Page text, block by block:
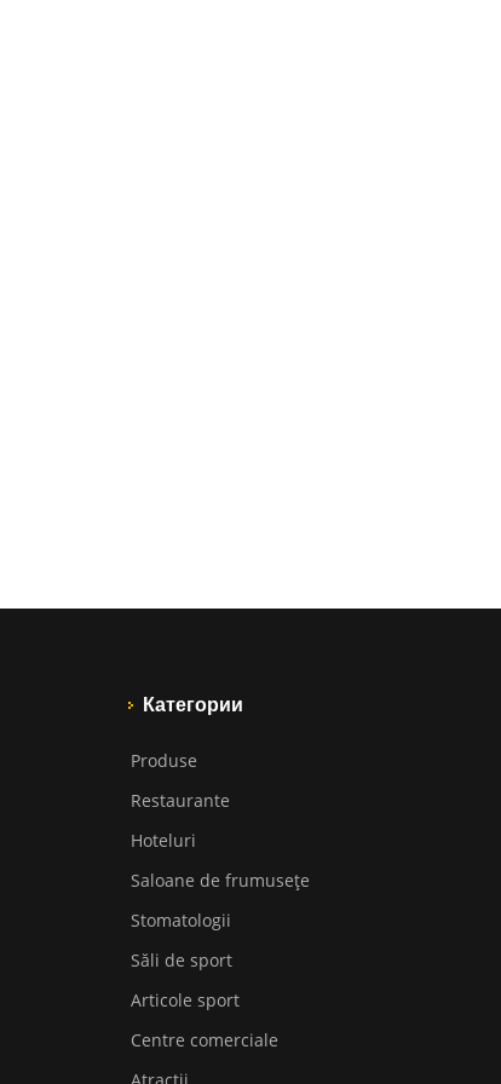
Категории
Produse
Restaurante
Hoteluri
Saloane de frumusețe
Stomatologii
Săli de sport
Articole sport
Centre comerciale